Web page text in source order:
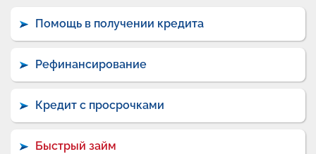
Помощь в получении кредита
Рефинансирование
Кредит с просрочками
Быстрый займ